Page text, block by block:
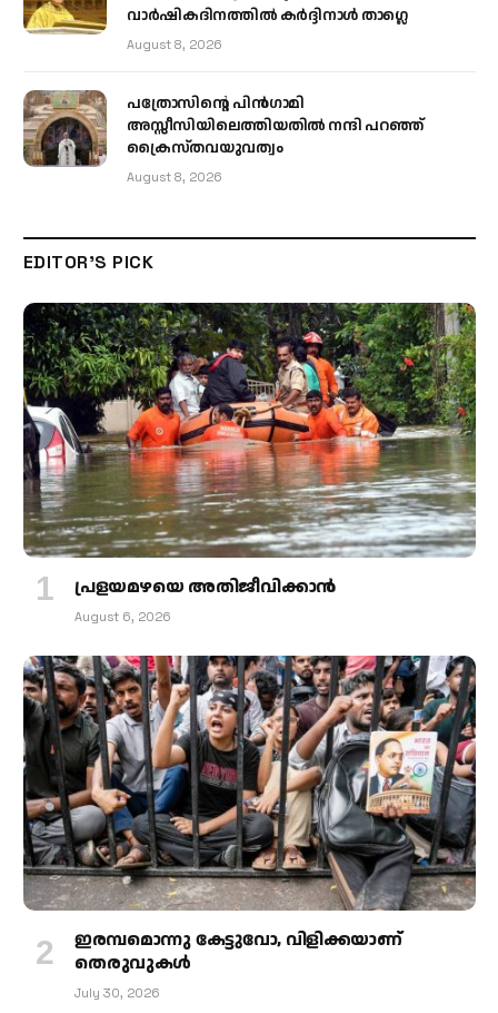
വാർഷികദിനത്തിൽ കർദ്ദിനാൾ താഗ്ലെ
August 8, 2026
പത്രോസിന്റെ പിൻഗാമി
അസ്സീസിയിലെത്തിയതിൽ നന്ദി പറഞ്ഞ്
ക്രൈസ്തവയുവത്വം
August 8, 2026
EDITOR'S PICK
പ്രളയമഴയെ അതിജീവിക്കാന്‍
August 6, 2026
ഇരമ്പമൊന്നു കേട്ടുവോ, വിളിക്കയാണ്
തെരുവുകള്‍
July 30, 2026